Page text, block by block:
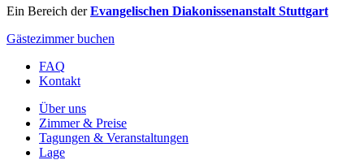
Ein Bereich derEvangelischen Diakonissenanstalt Stuttgart
Gästezimmer buchen
FAQ
Kontakt
Über uns
Zimmer & Preise
Tagungen & Veranstaltungen
Lage